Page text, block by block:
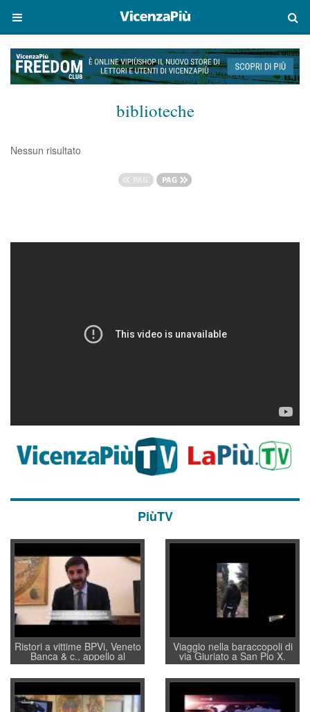
biblioteche
Nessun risultato
PiùTV
Ristori a vittime BPVi, Veneto
Banca & c., appello al
sottosegretario Alessio
Villarosa: per mettere ordine
convochi con Di Maio CNCU
a supporto della cabina di
regia al Mef
Viaggio nella baraccopoli di
via Giuriato a San Pio X.
Vicenza ai Vicentini: “faremo
un regalo di Natale ai
residenti”